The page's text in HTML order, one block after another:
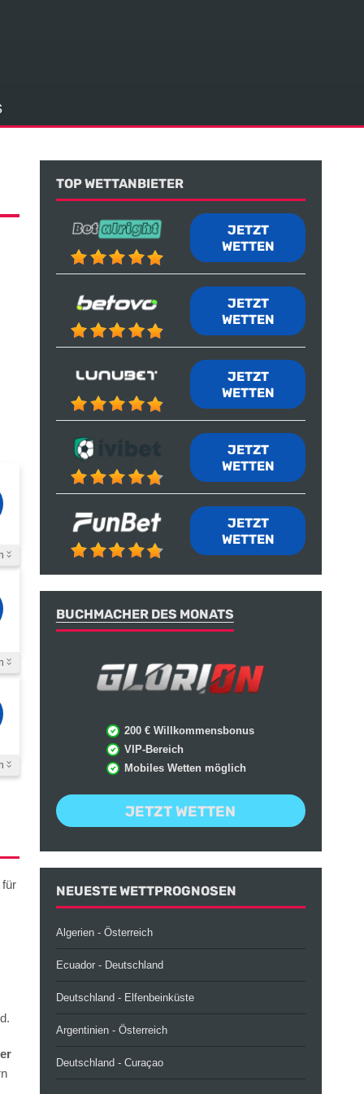
für
TOP WETTANBIETER
JETZT
WETTEN
JETZT
WETTEN
JETZT
WETTEN
JETZT
WETTEN
JETZT
WETTEN
BUCHMACHER DES MONATS
200 € Willkommensbonus
VIP-Bereich
Mobiles Wetten möglich
JETZT WETTEN
NEUESTE WETTPROGNOSEN
Algerien - Österreich
Ecuador - Deutschland
Deutschland - Elfenbeinküste
Argentinien - Österreich
Deutschland - Curaçao